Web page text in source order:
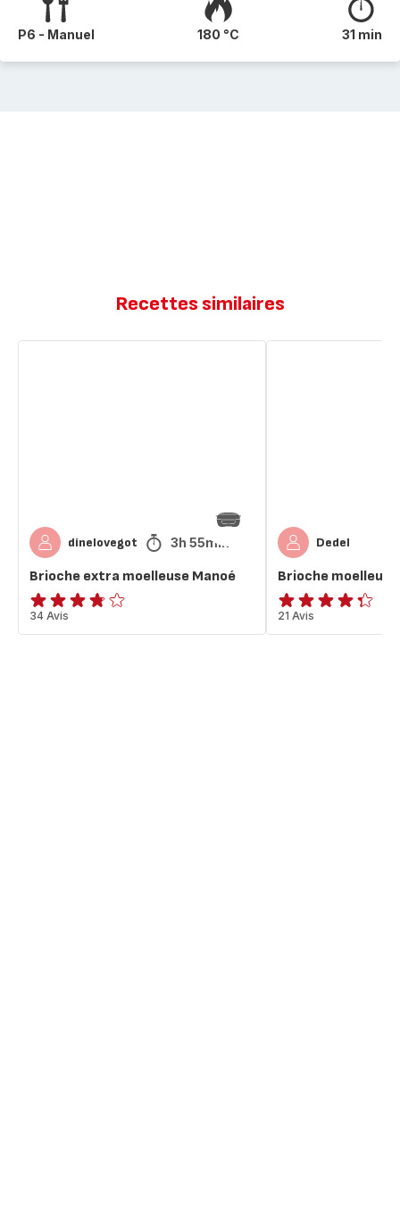
P6 - Manuel 180 °C 31 min
Recettes similaires
dinelovegot 3h 55min
Brioche extra moelleuse Manoé
ratings.3.7
34 Avis
Dedel
Brioche moelleuse
ratings.4.3
21 Avis